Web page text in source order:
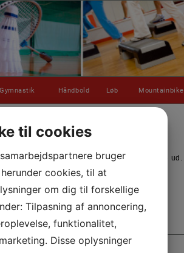
Gymnastik Håndbold Løb Mountainbike
der en vejledningher, som du kan printe ud.
på holdet.
og udfylde og medbringe til din træner.
til cookies
bruger
cookies, til at
om dig til forskellige
Tilpasning af annoncering,
funktionalitet,
Disse oplysninger